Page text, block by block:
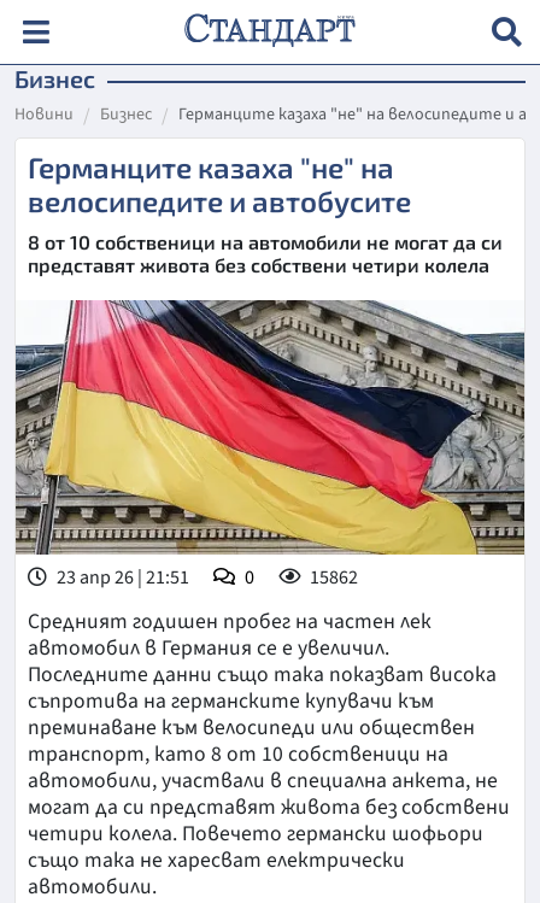
Бизнес
Новини Бизнес Германците казаха "не" на велосипедите и
Германците казаха "не" на
велосипедите и автобусите
8 от 10 собственици на автомобили не могат да си
представят живота без собствени четири колела
23 апр 26 | 21:51 0 15862
Средният годишен пробег на частен лек
автомобил в Германия се е увеличил.
Последните данни също така показват висока
съпротива на германските купувачи към
преминаване към велосипеди или обществен
транспорт, като 8 от 10 собственици на
автомобили, участвали в специална анкета, не
могат да си представят живота без собствени
четири колела. Повечето германски шофьори
също така не харесват електрически
автомобили.